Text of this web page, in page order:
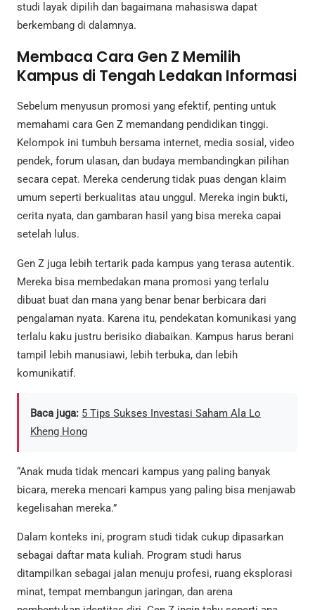
studi layak dipilih dan bagaimana mahasiswa dapat
berkembang di dalamnya.
Membaca Cara Gen Z Memilih
Kampus di Tengah Ledakan Informasi
Sebelum menyusun promosi yang efektif, penting untuk
memahami cara Gen Z memandang pendidikan tinggi.
Kelompok ini tumbuh bersama internet, media sosial, video
pendek, forum ulasan, dan budaya membandingkan pilihan
secara cepat. Mereka cenderung tidak puas dengan klaim
umum seperti berkualitas atau unggul. Mereka ingin bukti,
cerita nyata, dan gambaran hasil yang bisa mereka capai
setelah lulus.
Gen Z juga lebih tertarik pada kampus yang terasa autentik.
Mereka bisa membedakan mana promosi yang terlalu
dibuat buat dan mana yang benar benar berbicara dari
pengalaman nyata. Karena itu, pendekatan komunikasi yang
terlalu kaku justru berisiko diabaikan. Kampus harus berani
tampil lebih manusiawi, lebih terbuka, dan lebih
komunikatif.
Baca juga: 5 Tips Sukses Investasi Saham Ala Lo
Kheng Hong
“Anak muda tidak mencari kampus yang paling banyak
bicara, mereka mencari kampus yang paling bisa menjawab
kegelisahan mereka.”
Dalam konteks ini, program studi tidak cukup dipasarkan
sebagai daftar mata kuliah. Program studi harus
ditampilkan sebagai jalan menuju profesi, ruang eksplorasi
minat, tempat membangun jaringan, dan arena